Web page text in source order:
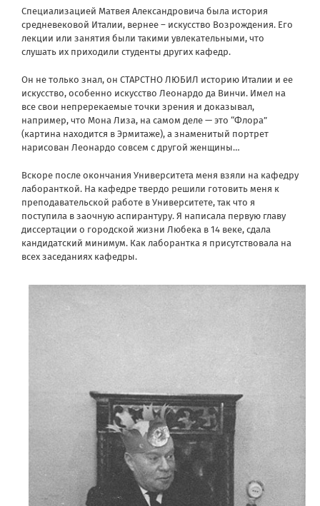
Специализацией Матвея Александровича была история
средневековой Италии, вернее – искусство Возрождения. Его
лекции или занятия были такими увлекательными, что
слушать их приходили студенты других кафедр.
Он не только знал, он СТАРСТНО ЛЮБИЛ историю Италии и ее
искусство, особенно искусство Леонардо да Винчи. Имел на
все свои непререкаемые точки зрения и доказывал,
например, что Мона Лиза, на самом деле — это “Флора”
(картина находится в Эрмитаже), а знаменитый портрет
нарисован Леонардо совсем с другой женщины…
Вскоре после окончания Университета меня взяли на кафедру
лаборанткой. На кафедре твердо решили готовить меня к
преподавательской работе в Университете, так что я
поступила в заочную аспирантуру. Я написала первую главу
диссертации о городской жизни Любека в 14 веке, сдала
кандидатский минимум. Как лаборантка я присутствовала на
всех заседаниях кафедры.